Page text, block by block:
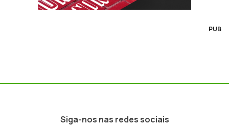
PUB
Siga-nos nas redes sociais